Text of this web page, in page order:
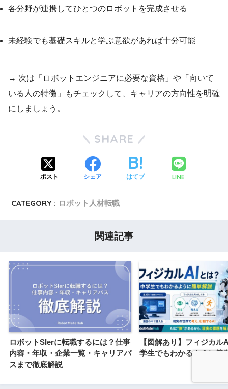
各分野が連携してひとつのロボットを完成させる
未経験でも基礎スキルと学ぶ意欲があれば十分可能
→ 次は「ロボットエンジニアに必要な資格」や「向いて
いる人の特徴」もチェックして、キャリアの方向性を明確
にしましょう。
SHARE
ポスト シェア はてブ LINE
CATEGORY : ロボット人材転職
関連記事
ロボットSIerに転職するには？仕事
内容・年収・企業一覧・キャリアパ
スまで徹底解説
【図解あり】フィジカル
学生でもわかるように簡